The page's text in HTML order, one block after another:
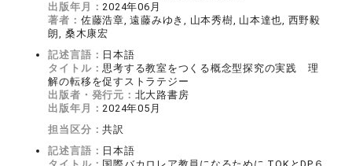
出版年月：2024年06月
著者： 佐藤浩章, 遠藤みゆき, 山本秀樹, 山本達也, 西野毅
朗, 桑木康宏
記述言語： 日本語
タイトル：思考する教室をつくる概念型探究の実践 理
解の転移を促すストラテジー
出版者・発行元： 北大路書房
出版年月：2024年05月
担当区分：共訳
記述言語： 日本語